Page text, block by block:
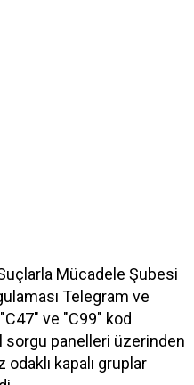
Mücadele Şubesi
Telegram ve
ve "C99" kod
panelleri üzerinden
kapalı gruplar